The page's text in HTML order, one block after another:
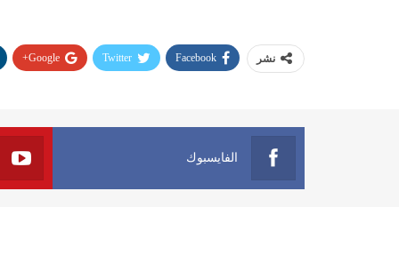
نشر Facebook
Twitter
Google+
الفايسبوك